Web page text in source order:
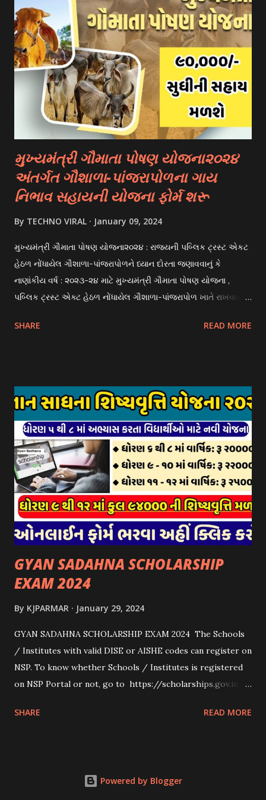
(European Union) 2. University Scholarships: Most
universities have their own scholarship programs for
international students. These scholarships are often based
on academic merit, talent, or specific criteria set by the
university. 3. Private Scholarships: Various private
organizations, foundations, and corporations offer
scholarships to students for studying abroad. These
scholarships can be based on different criter...
મુખ્યમંત્રી ગૌમાતા પોષણ યોજના૨૦૨૪
અંતર્ગત ગૌશાળા-પાંજરાપોળના ગાય
નિભાવ સહાયની યોજના ફોર્મ શરૂ
By TECHNO VIRAL January 09, 2024
મુખ્યમંત્રી ગૌમાતા પોષણ યોજના૨૦૨૪ : રાજયની પબ્લિક ટ્રસ્ટ એકટ
હેઠળ નોંધાયેલ ગૌશાળા-પાંજરાપોળને ધ્યાન દોરતા જણાવવાનું કે
નાણાંકીય વર્ષ : ૨૦૨૩-૨૪ માટે મુખ્યમંત્રી ગૌમાતા પોષણ યોજના ,
પબ્લિક ટ્રસ્ટ એક્ટ હેઠળ નોંધાયેલ ગૌશાળા-પાંજરાપોળ ખાતે રાખવામાં
આઈ-ખેડુત પોર્ટલ પર મુકવામાં આવેલ છે. યોજનાના ઠરાવ તેમજ શરતો
પોર્ટલ પર અરજીઓ સ્વીકૃત કરવામાં આવશે. મુખ્યમંત્રી ગૌમાતા પોષણ
યોજના ૨૦૨૪ની સહાય: આ યોજના હેઠળ સંસ્થાઓ ખાતે રાખવામાં
આવતા પશુ દીઠ પ્રતિ દિન રૂ. ૩૦/- લેખે સહાય આપવામાં આવશે.
કોઈપણ સંસ્થાને વધુમાં વધુ ૩૦૦૦ પશુઓની સંખ્યાની મર્યાદામાં જ
સહાય મળવાપાત્ર થશે. આ સહાય ફક્ત ગાય અને ભેંસ વર્ગના પશુઓ
માટે જ આપવામાં આવશે અને તેના સિવાય બીજા કોઈપણ વર્ગના પશુઓ
માટેની સહાયનો આ યોજનામાં સમાવેશ થશે નહીં. એક જ રજીસ્ટ્રેશન
ધરાવતી મૂળ સં...
SHARE READ MORE
GYAN SADAHNA SCHOLARSHIP
EXAM 2024
By KJPARMAR January 29, 2024
GYAN SADAHNA SCHOLARSHIP EXAM 2024 The Schools
/ Institutes with valid DISE or AISHE codes can register on
NSP. To know whether Schools / Institutes is registered
on NSP Portal or not, go to https://scholarships.gov.in
the Top Right Corner of the screen. 👉To Check Eligibility
down Options Enter The Details Such As Domicile
SHARE READ MORE
Powered by Blogger